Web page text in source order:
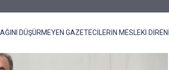
DÜŞÜRMEYEN GAZETECİLERİN MESLEKİ